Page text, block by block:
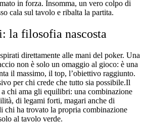
in forza. Insomma, un vero colpo di
cala sul tavolo e ribalta la partita.
la filosofia nascosta
direttamente alle mani del poker. Una
non è solo un omaggio al gioco: è una
il massimo, il top, l’obiettivo raggiunto.
per chi crede che tutto sia possibile.Il
chi ama gli equilibri: una combinazione
di legami forti, magari anche di
chi ha trovato la propria combinazione
al tavolo verde.